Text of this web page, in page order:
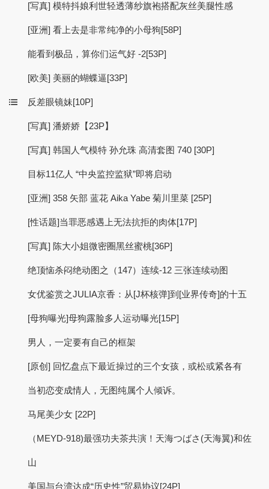
[写真] 模特抖娘利世轻透薄纱旗袍搭配灰丝美腿性感
[亚洲] 看上去是非常纯净的小母狗[58P]
能看到极品，算你们运气好 -2[53P]
[欧美] 美丽的蝴蝶逼[33P]
反差眼镜妹[10P]
[写真] 潘娇娇【23P】
[写真] 韩国人气模特 孙允珠 高清套图 740 [30P]
目标11亿人 “中央监控监狱”即将启动
[亚洲] 358 矢部 蓝花 Aika Yabe 菊川里菜 [25P]
[性话题]当罪恶感遇上无法抗拒的肉体[17P]
[写真] 陈大小姐微密圈黑丝蜜桃[36P]
绝顶恼杀闷绝动图之（147）连续-12 三张连续动图
女优鉴赏之JULIA京香：从[J杯核弹]到[业界传奇]的十五
[母狗曝光]母狗露脸多人运动曝光[15P]
男人，一定要有自己的框架
[原创] 回忆盘点下最近操过的三个女孩，或松或紧各有
当初恋变成情人，无图纯属个人倾诉。
马尾美少女 [22P]
（MEYD-918)最强功夫茶共演！天海つばさ(天海翼)和佐
山
美国与台湾达成“历史性”贸易协议[24P]